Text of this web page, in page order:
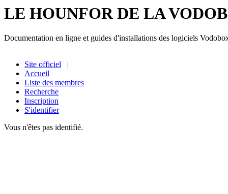
LE HOUNFOR DE LA
Documentation en ligne et guides d'installations des logiciels
Site officiel |
Accueil
Liste des membres
Recherche
Inscription
S'identifier
Vous n'êtes pas identifié.